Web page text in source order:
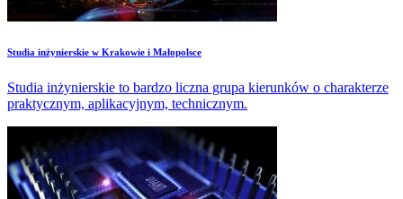
Studia inżynierskie w Krakowie i Małopolsce
Studia inżynierskie to bardzo liczna grupa kierunków o charakterze
praktycznym, aplikacyjnym, technicznym.